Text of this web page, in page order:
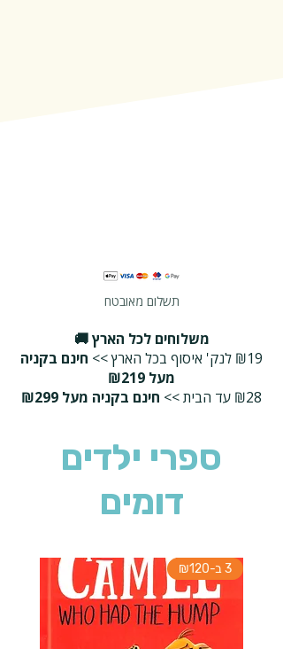
תשלום מאובטח
משלוחים לכל הארץ 🚚
₪19 לנק' איסוף בכל הארץ >>
חינם בקניה
מעל ₪219
₪28 עד הבית >>
חינם בקניה מעל ₪299
ספרי ילדים
דומים
3 ב-₪120